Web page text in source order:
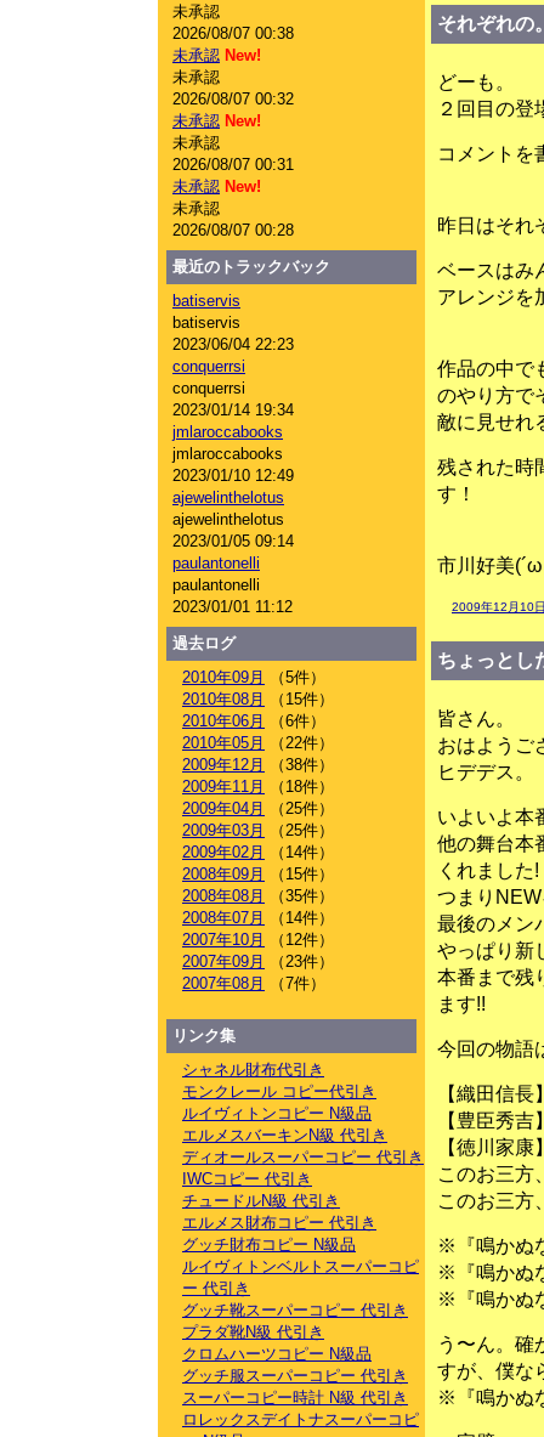
それぞれの
どーも。
２回目の登
コメントを
昨日はそれ
ベースはみ
アレンジを
作品の中で
のやり方で
敵に見せれ
残された時
す！
市川好美
2009年12月10
ちょっとし
皆さん。
おはようご
ヒデデス。
いよいよ本
他の舞台本
くれました!
つまり
最後のメ
やっぱり新
本番まで残
ます!!
今回の物語
【織田信長
【豊臣秀吉
【徳川家康
このお三方
このお三方
※『鳴かぬ
※『鳴かぬ
※『鳴かぬ
う〜ん。確
すが、僕な
※『鳴かぬ
未承認
2026/08/07 00:38
未承認 New!
未承認
2026/08/07 00:32
未承認 New!
未承認
2026/08/07 00:31
未承認 New!
未承認
2026/08/07 00:28
最近のトラックバック
batiservis
batiservis
2023/06/04 22:23
conquerrsi
conquerrsi
2023/01/14 19:34
jmlaroccabooks
jmlaroccabooks
2023/01/10 12:49
ajewelinthelotus
ajewelinthelotus
2023/01/05 09:14
paulantonelli
paulantonelli
2023/01/01 11:12
過去ログ
2010年09月
（5件）
2010年08月
（15件）
2010年06月
（6件）
2010年05月
（22件）
2009年12月
（38件）
2009年11月
（18件）
2009年04月
（25件）
2009年03月
（25件）
2009年02月
（14件）
2008年09月
（15件）
2008年08月
（35件）
2008年07月
（14件）
2007年10月
（12件）
2007年09月
（23件）
2007年08月
（7件）
リンク集
シャネル財布代引き
モンクレール コピー代引き
ルイヴィトンコピー N級品
エルメスバーキンN級 代引き
ディオールスーパーコピー 代引き
IWCコピー 代引き
チュードルN級 代引き
エルメス財布コピー 代引き
グッチ財布コピー N級品
ルイヴィトンベルトスーパーコピ
ー 代引き
グッチ靴スーパーコピー 代引き
プラダ靴N級 代引き
クロムハーツコピー N級品
グッチ服スーパーコピー 代引き
スーパーコピー時計 N級 代引き
ロレックスデイトナスーパーコピ